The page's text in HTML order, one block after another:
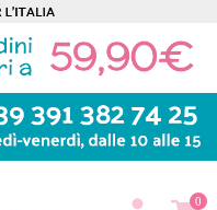
0